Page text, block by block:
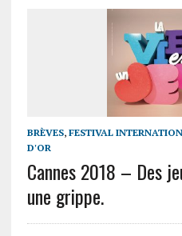
BRÈVES, FESTIVAL
D'OR
Cannes 2018 – Des
une grippe.